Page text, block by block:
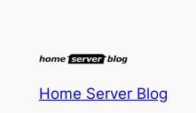
Home Server Blog